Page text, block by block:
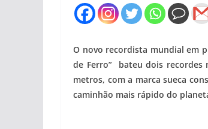
O novo recordista mundial em
de Ferro” bateu dois recordes
metros, com a marca sueca
caminhão mais rápido do